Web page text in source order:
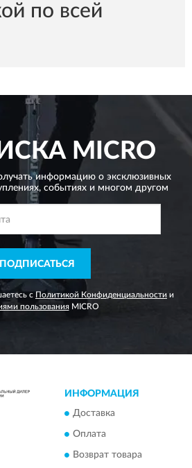
по всей
MICRO
информацию о эксклюзивных
событиях и многом другом
ПОДПИСАТЬСЯ
с Политикой Конфиденциальности и
пользованияMICRO
ИНФОРМАЦИЯ
Доставка
Оплата
Возврат товара